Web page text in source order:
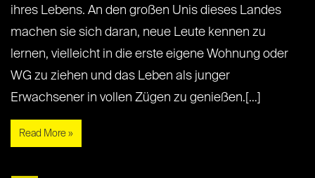
ihres Lebens. An den großen Unis dieses Landes
machen sie sich daran, neue Leute kennen zu
lernen, vielleicht in die erste eigene Wohnung oder
WG zu ziehen und das Leben als junger
Erwachsener in vollen Zügen zu genießen.[…]
Read More »